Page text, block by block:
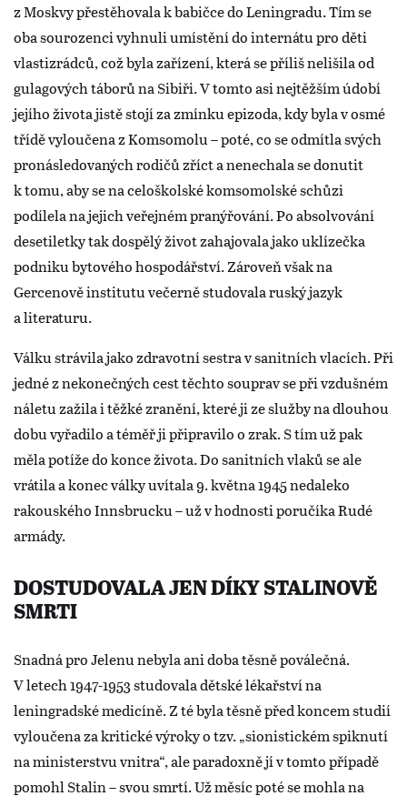
z Moskvy přestěhovala k babičce do Leningradu. Tím se
oba sourozenci vyhnuli umístění do internátu pro děti
vlastizrádců, což byla zařízení, která se příliš nelišila od
gulagových táborů na Sibiři. V tomto asi nejtěžším údobí
jejího života jistě stojí za zmínku epizoda, kdy byla v osmé
třídě vyloučena z Komsomolu – poté, co se odmítla svých
pronásledovaných rodičů zříct a nenechala se donutit
k tomu, aby se na celoškolské komsomolské schůzi
podílela na jejich veřejném pranýřování. Po absolvování
desetiletky tak dospělý život zahajovala jako uklízečka
podniku bytového hospodářství. Zároveň však na
Gercenově institutu večerně studovala ruský jazyk
a literaturu.
Válku strávila jako zdravotní sestra v sanitních vlacích. Při
jedné z nekonečných cest těchto souprav se při vzdušném
náletu zažila i těžké zranění, které ji ze služby na dlouhou
dobu vyřadilo a téměř ji připravilo o zrak. S tím už pak
měla potíže do konce života. Do sanitních vlaků se ale
vrátila a konec války uvítala 9. května 1945 nedaleko
rakouského Innsbrucku – už v hodnosti poručíka Rudé
armády.
DOSTUDOVALA JEN DÍKY STALINOVĚ
SMRTI
Snadná pro Jelenu nebyla ani doba těsně poválečná.
V letech 1947-1953 studovala dětské lékařství na
leningradské medicíně. Z té byla těsně před koncem studií
vyloučena za kritické výroky o tzv. „sionistickém spiknutí
na ministerstvu vnitra“, ale paradoxně jí v tomto případě
pomohl Stalin – svou smrtí. Už měsíc poté se mohla na